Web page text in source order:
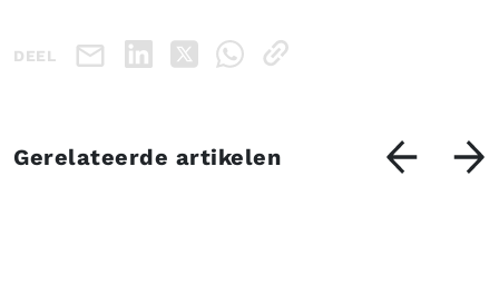
DEEL
Gerelateerde artikelen